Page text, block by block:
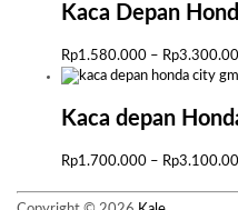
Kaca Depan
Rp1.580.000 – Rp
Kaca depan
Rp1.700.000 – Rp